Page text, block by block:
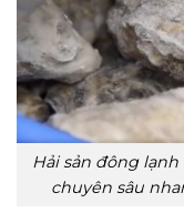
Hải sản đông
chuyên sâu